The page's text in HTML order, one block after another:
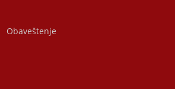
Obaveštenje